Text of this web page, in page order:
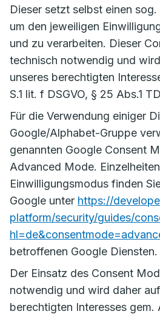
Dieser setzt selbst einen
um den jeweiligen
und zu verarbeiten. Dieser
technisch notwendig und
unseres berechtigten
S.1 lit. f DSGVO, § 25 Abs.1
Für die Verwendung einiger
Google/Alphabet-Gruppe
genannten Google Consent
Advanced Mode.
Einwilligungsmodus finden
Google unter https://
platform/security/guides/
betroffenen Google Diensten.
Der Einsatz des Consent
notwendig und wird daher
berechtigten Interesses gem.